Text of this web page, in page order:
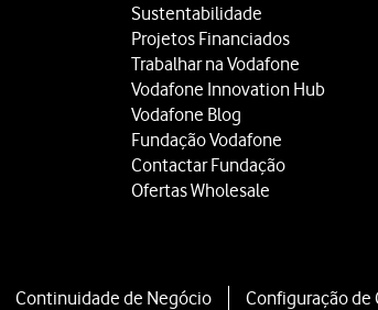
Sustentabilidade
Projetos Financiados
Trabalhar na Vodafone
Vodafone Innovation Hub
Vodafone Blog
Fundação Vodafone
Contactar Fundação
Ofertas Wholesale
Continuidade de Negócio Configuração de